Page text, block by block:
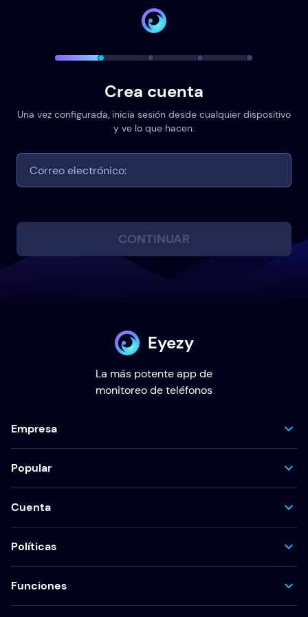
Crea cuenta
Una vez configurada, inicia sesión desde cualquier dispositivo
y ve lo que hacen.
CONTINUAR
Eyezy
La más potente app de
monitoreo de teléfonos
Empresa
Popular
Cuenta
Políticas
Funciones